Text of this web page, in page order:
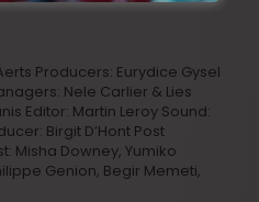
Producers: Eurydice Gysel
Nele Carlier & Lies
Editor: Martin Leroy Sound:
Birgit D’Hont Post
Misha Downey, Yumiko
Genion, Begir Memeti,